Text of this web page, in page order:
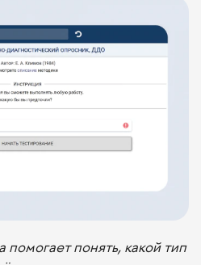
понять, какой тип